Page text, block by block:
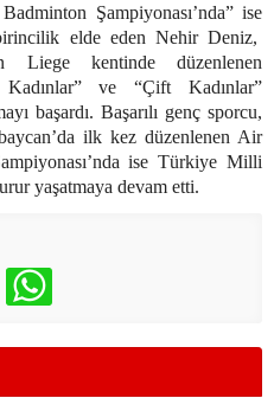
Şampiyonası’nda” ise
elde eden Nehir Deniz,
Liege kentinde düzenlenen
Kadınlar” ve “Çift Kadınlar”
başardı. Başarılı genç sporcu,
ilk kez düzenlenen Air
ise Türkiye Milli
yaşatmaya devam etti.